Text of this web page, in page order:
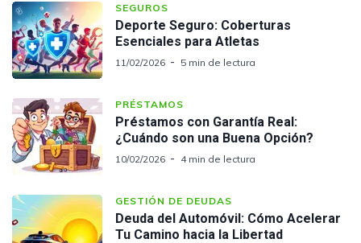
SEGUROS
Deporte Seguro: Coberturas
Esenciales para Atletas
11/02/2026 5 min de lectura
PRÉSTAMOS
Préstamos con Garantía Real:
¿Cuándo son una Buena Opción?
10/02/2026 4 min de lectura
GESTIÓN DE DEUDAS
Deuda del Automóvil: Cómo Acelerar
Tu Camino hacia la Libertad